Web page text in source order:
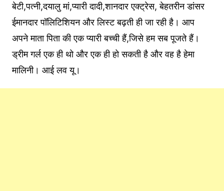
बेटी,पत्नी,दयालु मां,प्यारी दादी,शानदार एक्ट्रेस, बेहतरीन डांसर
ईमानदार पॉलिटिशियन और लिस्ट बढ़ती ही जा रही है। आप
अपने माता पिता की एक प्यारी बच्ची हैं,जिसे हम सब पूजते हैं।
ड्रीम गर्ल एक ही थो और एक ही हो सकती है और वह है हेमा
मालिनी। आई लव यू।